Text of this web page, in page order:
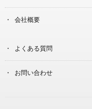
会社概要
よくある質問
お問い合わせ